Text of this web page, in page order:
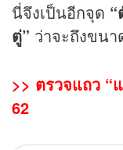
นี่จึงเป็นอีกจุด
ตู่” ว่าจะถึงขน
>> ตรวจแถว “
62